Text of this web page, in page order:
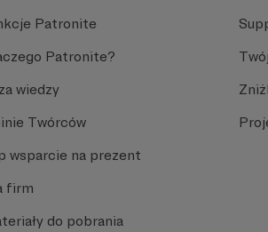
Patronite
Patronite?
wiedzy
Twórców
wsparcie na prezent
firm
do pobrania